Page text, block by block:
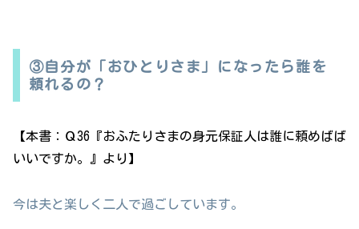
③自分が「おひとりさま」になったら誰を
頼れるの？
【本書：Ｑ36『おふたりさまの身元保証人は誰に頼めばば
いいですか。』より】
今は夫と楽しく二人で過ごしています。